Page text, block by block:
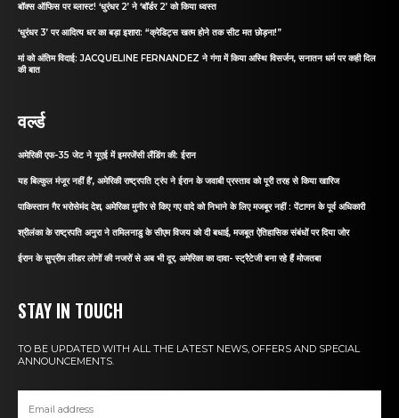
बॉक्स ऑफिस पर ब्लास्ट! ‘धुरंधर 2’ ने ‘बॉर्डर 2’ को किया ध्वस्त
‘धुरंधर 3’ पर आदित्य धर का बड़ा इशारा: “क्रेडिट्स खत्म होने तक सीट मत छोड़ना!”
मां को अंतिम विदाई: JACQUELINE FERNANDEZ ने गंगा में किया अस्थि विसर्जन, सनातन धर्म पर कही दिल
की बात
वर्ल्ड
अमेरिकी एफ-35 जेट ने यूएई में इमरजेंसी लैंडिंग की: ईरान
यह बिल्कुल मंजूर नहीं है’, अमेरिकी राष्ट्रपति ट्रंप ने ईरान के जवाबी प्रस्ताव को पूरी तरह से किया खारिज
पाकिस्तान गैर भरोसेमंद देश, अमेरिका मुनीर से किए गए वादे को निभाने के लिए मजबूर नहीं : पेंटागन के पूर्व अधिकारी
श्रीलंका के राष्ट्रपति अनुरा ने तमिलनाडु के सीएम विजय को दी बधाई, मजबूत ऐतिहासिक संबंधों पर दिया जोर
ईरान के सुप्रीम लीडर लोगों की नजरों से अब भी दूर, अमेरिका का दावा- स्ट्रैटेजी बना रहे हैं मोजतबा
STAY IN TOUCH
TO BE UPDATED WITH ALL THE LATEST NEWS, OFFERS AND SPECIAL
ANNOUNCEMENTS.